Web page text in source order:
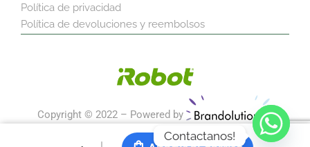
Política de privacidad
Política de devoluciones y reembolsos
Copyright © 2022 – Powered by
Contactanos!